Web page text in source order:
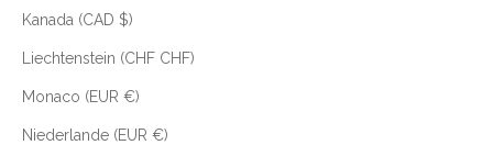
Kanada (CAD $)
Liechtenstein (CHF CHF)
Monaco (EUR €)
Niederlande (EUR €)